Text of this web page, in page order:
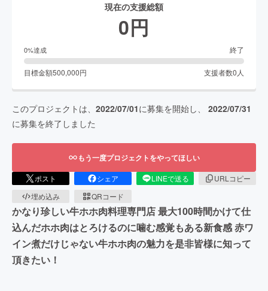
現在の支援総額
0円
0%達成 終了
目標金額500,000円 支援者数0 人
このプロジェクトは、 2022/07/01に募集を開始し、 2022/07/31
に募集を終了しました
もう一度プロジェクトをやってほしい
ポスト シェア LINEで送る
URLコピー
埋め込み
QRコード
かなり珍しい牛ホホ肉料理専門店 最大100時間かけて仕
込んだホホ肉はとろけるのに噛む感覚もある新食感 赤ワ
イン煮だけじゃない牛ホホ肉の魅力を是非皆様に知って
頂きたい！